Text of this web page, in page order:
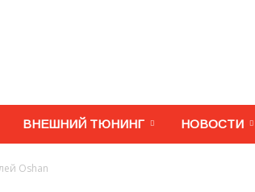
МегаВАЗ.
ВНЕШНИЙ ТЮНИНГ НОВОСТИ
Oshan